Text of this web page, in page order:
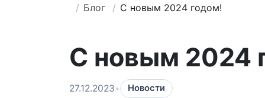
Блог С новым 2024 годом!
С новым 2024
27.12.2023• Новости